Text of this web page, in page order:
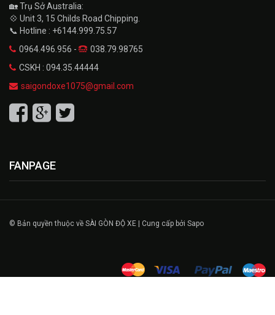
🏡 Trụ Sở Australia:
💠 Unit 3, 15 Childs Road Chipping.
📞 Hotline : +6144.999.75.57
0964.496.956 -
038.79.98765
CSKH : 094.35.44444
saigondoxe1075@gmail.com
FANPAGE
© Bản quyền thuộc về SÀI GÒN ĐỘ XE | Cung cấp bởi Sapo